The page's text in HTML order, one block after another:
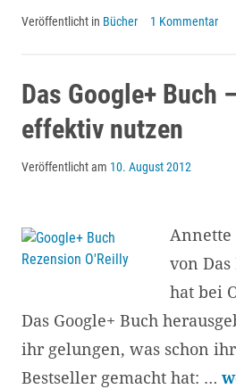
Social
–
von
der
Strategie
zur
Umsetzung
Veröffentlicht in Bücher 1 Kommentar
Das Google+ Buch
effektiv nutzen
Veröffentlicht am 10. August 2012
von Das
hat bei
Das Google+ Buch
ihr gelungen, was schon
Bestseller gemacht hat: …